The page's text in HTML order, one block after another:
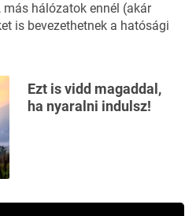
más hálózatok ennél (akár
is bevezethetnek a hatósági
Ezt is vidd magaddal,
ha nyaralni indulsz!